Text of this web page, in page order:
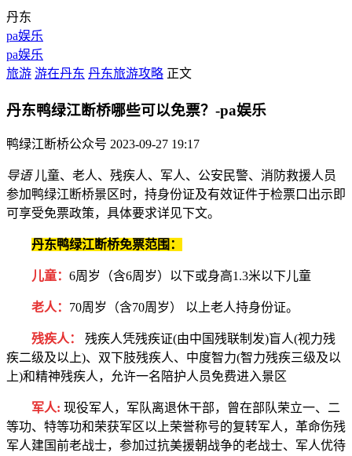
丹东
pa娱乐
pa娱乐
旅游 游在丹东 丹东旅游攻略 正文
丹东鸭绿江断桥哪些可以免票？-pa娱乐
鸭绿江断桥公众号 2023-09-27 19:17
导语儿童、老人、残疾人、军人、公安民警、消防救援人员
参加鸭绿江断桥景区时，持身份证及有效证件于检票口出示即
可享受免票政策，具体要求详见下文。
丹东鸭绿江断桥免票范围：
儿童： 6周岁（含6周岁）以下或身高1.3米以下儿童
老人： 70周岁（含70周岁） 以上老人持身份证。
残疾人： 残疾人凭残疾证(由中国残联制发)盲人(视力残
疾二级及以上)、双下肢残疾人、中度智力(智力残疾三级及以
上)和精神残疾人，允许一名陪护人员免费进入景区
军人: 现役军人，军队离退休干部，曾在部队荣立一、二
等功、特等功和荣获军区以上荣誉称号的复转军人，革命伤残
军人建国前老战士，参加过抗美援朝战争的老战士、军人优待